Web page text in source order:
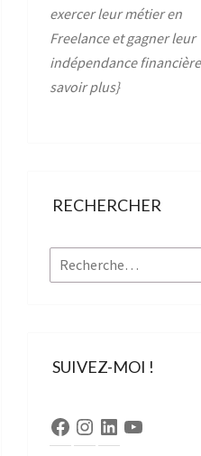
exercer leur métier en
Freelance et gagner leur
indépendance
savoir plus}
RECHERCHER
Rechercher :
SUIVEZ-MOI !
Facebook
Instagram
LinkedInYouTube